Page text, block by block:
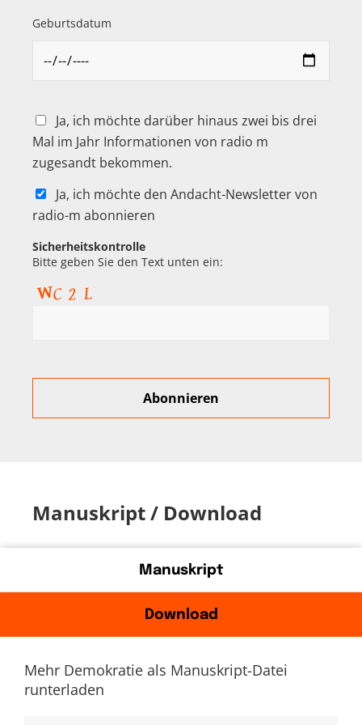
Geburtsdatum
Ja, ich möchte darüber hinaus zwei bis drei
Mal im Jahr Informationen von radio m
zugesandt bekommen.
Ja, ich möchte den Andacht-Newsletter von
radio-m abonnieren
Sicherheitskontrolle
Bitte geben Sie den Text unten ein:
Manuskript / Download
Manuskript
Download
Mehr Demokratie als Manuskript-Datei
runterladen